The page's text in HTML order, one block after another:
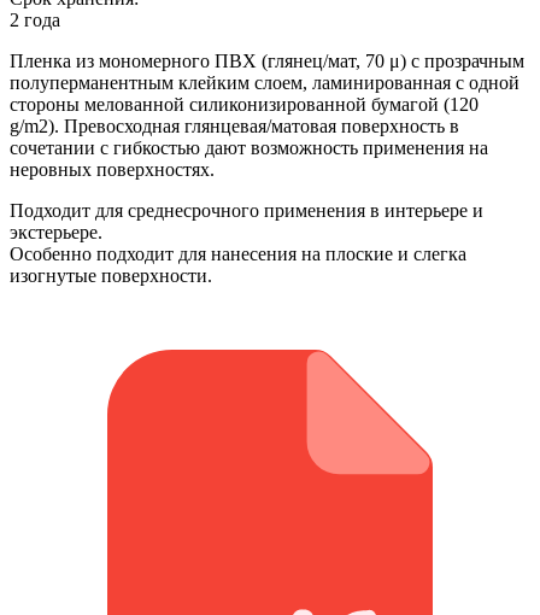
2 года
Пленка из мономерного ПВХ (глянец/мат, 70 μ) с прозрачным
полуперманентным клейким слоем, ламинированная с одной
стороны мелованной силиконизированной бумагой (120
g/m2). Превосходная глянцевая/матовая поверхность в
сочетании с гибкостью дают возможность применения на
неровных поверхностях.
Подходит для среднесрочного применения в интерьере и
экстерьере.
Особенно подходит для нанесения на плоские и слегка
изогнутые поверхности.